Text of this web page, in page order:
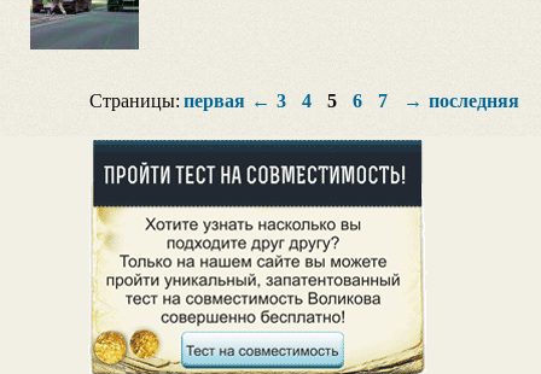
Страницы: первая ← 3 4 5 6 7 → последняя